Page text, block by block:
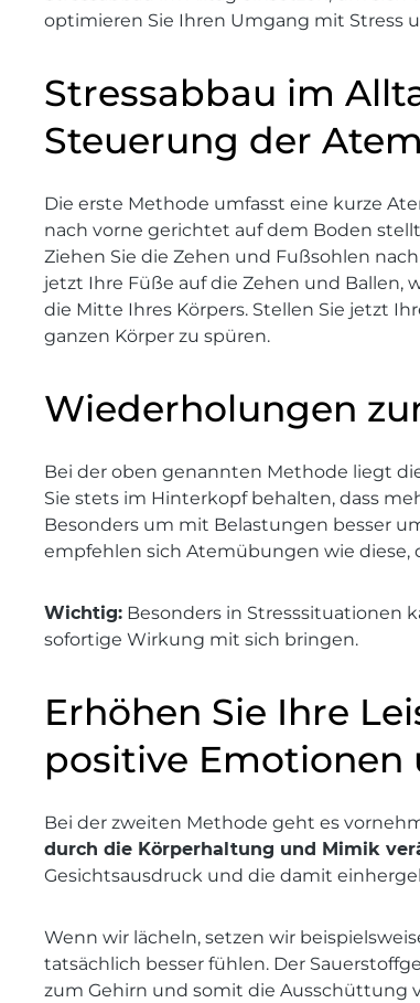
optimieren Sie Ihren Umgang mit Stress
Stressabbau im
Steuerung der
Die erste Methode umfasst eine kurze
nach vorne gerichtet auf dem Boden
Ziehen Sie die Zehen und Fußsohlen
jetzt Ihre Füße auf die Zehen und Ballen,
die Mitte Ihres Körpers. Stellen Sie jetzt
ganzen Körper zu spüren.
Wiederholungen
Bei der oben genannten Methode liegt
Sie stets im Hinterkopf behalten, dass
Besonders um mit Belastungen besser
empfehlen sich Atemübungen wie
Wichtig: Besonders in Stresssituationen
sofortige Wirkung mit sich bringen.
Erhöhen Sie Ihre
positive Emotionen
Bei der zweiten Methode geht es
durch die Körperhaltung und Mimik
Gesichtsausdruck und die damit
Wenn wir lächeln, setzen wir
tatsächlich besser fühlen. Der
zum Gehirn und somit die Ausschüttung